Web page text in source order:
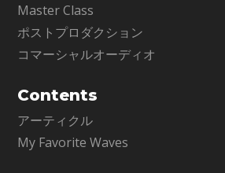
Master Class
ポストプロダクション
コマーシャルオーディオ
Contents
アーティクル
My Favorite Waves